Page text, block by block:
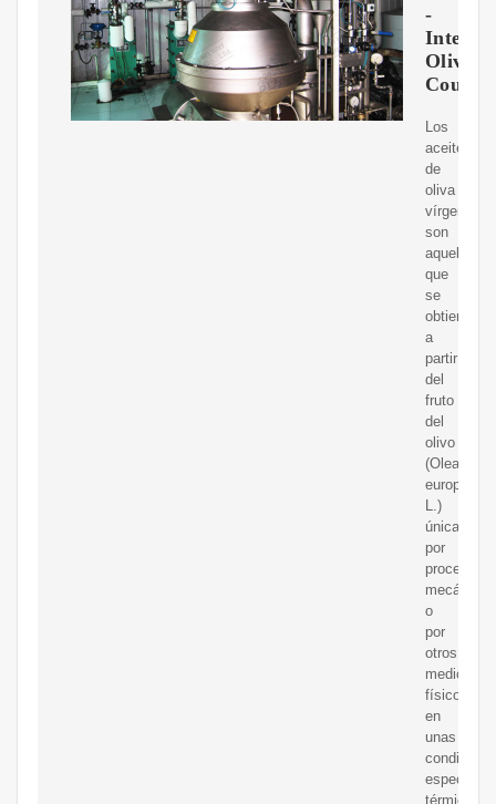
-
Olive
Council
Los
aceites
de
oliva
vírgenes
son
aquellos
que
se
obtienen
a
partir
del
fruto
del
olivo
(Olea
europaea
L.)
por
mecánicos
o
por
otros
medios
físicos
en
unas
térmicas,